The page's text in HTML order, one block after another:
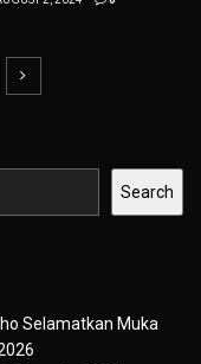
Search
Selamatkan Muka